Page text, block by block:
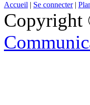
Accueil | Se connecter|
Copyright